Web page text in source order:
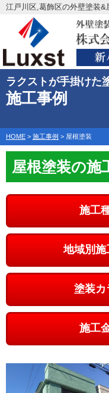
江戸川区,葛飾区の外壁塗装
ラクストが手掛けた
施工事例
HOME > 施工事例 > 屋根塗装
屋根塗装の施
施工
地域別施
塗装カ
施工